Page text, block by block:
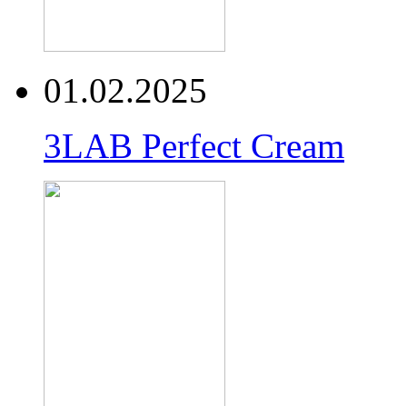
01.02.2025
3LAB Perfect Cream